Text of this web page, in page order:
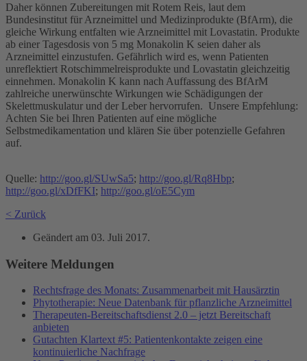
Daher können Zubereitungen mit Rotem Reis, laut dem
Bundesinstitut für Arzneimittel und Medizinprodukte (BfArm), die
gleiche Wirkung entfalten wie Arzneimittel mit Lovastatin. Produkte
ab einer Tagesdosis von 5 mg Monakolin K seien daher als
Arzneimittel einzustufen. Gefährlich wird es, wenn Patienten
unreflektiert Rotschimmelreisprodukte und Lovastatin gleichzeitig
einnehmen. Monakolin K kann nach Auffassung des BfArM
zahlreiche unerwünschte Wirkungen wie Schädigungen der
Skelettmuskulatur und der Leber hervorrufen. Unsere Empfehlung:
Achten Sie bei Ihren Patienten auf eine mögliche
Selbstmedikamentation und klären Sie über potenzielle Gefahren
auf.
Quelle: http://goo.gl/SUwSa5; http://goo.gl/Rq8Hbp;
http://goo.gl/xDfFKI; http://goo.gl/oE5Cym
< Zurück
Geändert am 03. Juli 2017.
Weitere Meldungen
Rechtsfrage des Monats: Zusammenarbeit mit Hausärztin
Phytotherapie: Neue Datenbank für pflanzliche Arzneimittel
Therapeuten-Bereitschaftsdienst 2.0 – jetzt Bereitschaft
anbieten
Gutachten Klartext #5: Patientenkontakte zeigen eine
kontinuierliche Nachfrage